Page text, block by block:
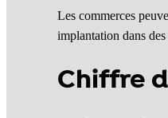
Les commerces
implantation dans
Chiffre